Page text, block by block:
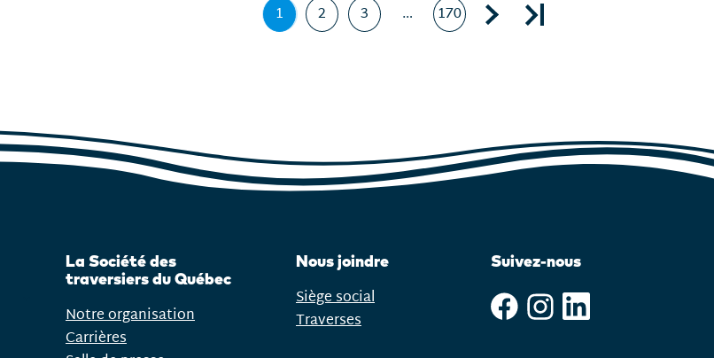
Page
1
,
page
Page
2 Page
3 … Page
170 Page suivante, page 2 Dernière page, page 170
La Société des
traversiers du Québec
Notre organisation
Carrières
Nous joindre
Siège social
Traverses
Suivez-nous